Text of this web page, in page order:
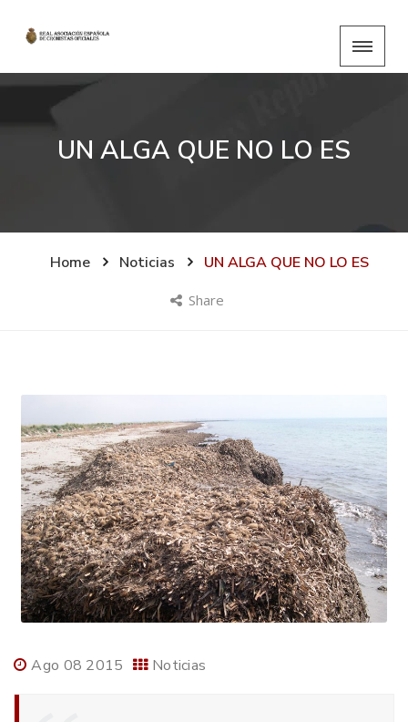
UN ALGA QUE NO LO ES
Home Noticias UN ALGA QUE NO LO ES
Share
Ago 08 2015 Noticias